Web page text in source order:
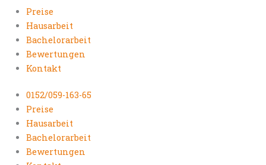
Preise
Hausarbeit
Bachelorarbeit
Bewertungen
Kontakt
0152/059-163-65
Preise
Hausarbeit
Bachelorarbeit
Bewertungen